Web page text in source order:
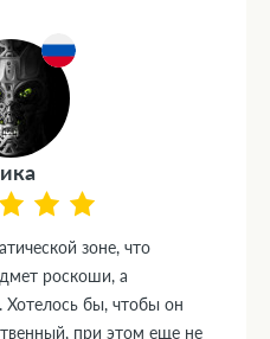
зоне, что
роскоши, а
Хотелось бы, чтобы он
при этом еще не